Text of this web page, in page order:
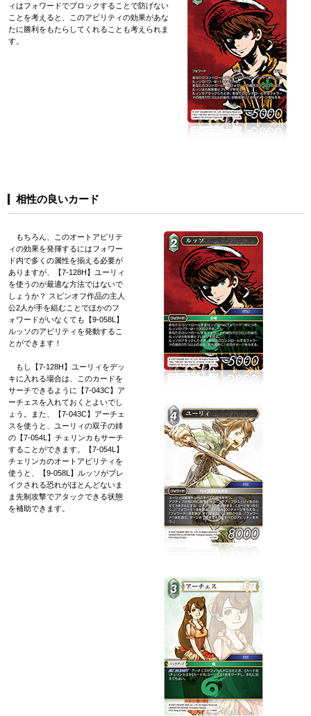
ィはフォワードでブロックすることで防げない
ことを考えると、このアビリティの効果があな
たに勝利をもたらしてくれることも考えられま
す。
相性の良いカード
もちろん、このオートアビリテ
ィの効果を発揮するにはフォワー
ド内で多くの属性を揃える必要が
ありますが、【7-128H】ユーリィ
を使うのが最適な方法ではないで
しょうか？ スピンオフ作品の主人
公2人が手を組むことでほかのフ
ォワードがいなくても【9-058L】
ルッソのアビリティを発動するこ
とができます！
もし【7-128H】ユーリィをデッ
キに入れる場合は、このカードを
サーチできるように【7-043C】ア
ーチェスを入れておくとよいでし
ょう。また、【7-043C】アーチェ
スを使うと、ユーリィの双子の姉
の【7-054L】チェリンカもサーチ
することができます。【7-054L】
チェリンカのオートアビリティを
使うと、【9-058L】ルッソがブレ
イクされる恐れがほとんどないま
ま先制攻撃でアタックできる状態
を補助できます。